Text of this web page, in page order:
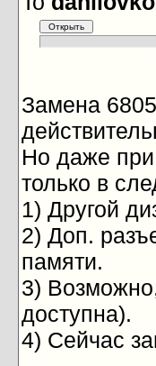
Замена
Но даже при
только в
1) Другой
2) Доп.
памяти.
3)
доступна).
4) Сейчас